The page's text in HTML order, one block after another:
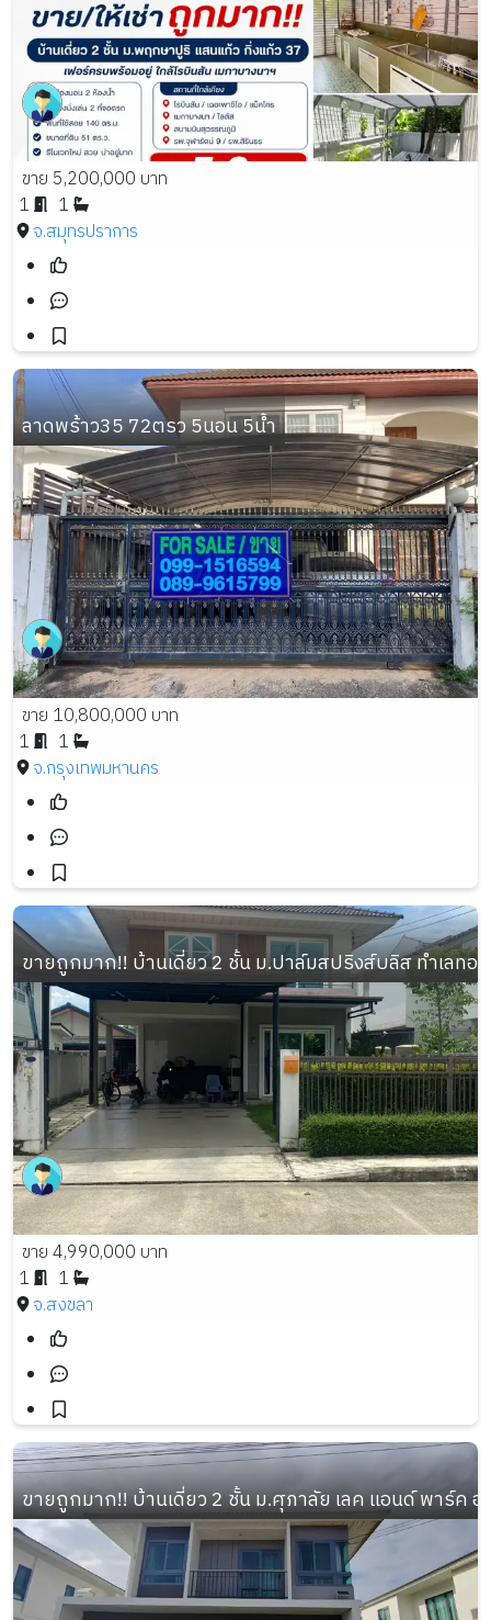
ขาย 5,200,000 บาท
1
1
จ.สมุทรปราการ
ลาดพร้าว35 72ตรว 5นอน 5น้ำ
ขาย 10,800,000 บาท
1
1
จ.กรุงเทพมหานคร
ขายถูกมาก!! บ้านเดี่ยว 2 ชั้น ม.ปาล์มสปริงส์บลิส ทำเลทอ
ขาย 4,990,000 บาท
1
1
จ.สงขลา
ขายถูกมาก!! บ้านเดี่ยว 2 ชั้น ม.ศุภาลัย เลค แอนด์ พาร์ค อ.